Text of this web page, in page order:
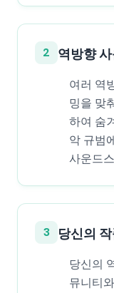
2 역방향
여러 역
밍을 맞
하여 숨
악 규범
사운드
3 당신의
당신의
뮤니티